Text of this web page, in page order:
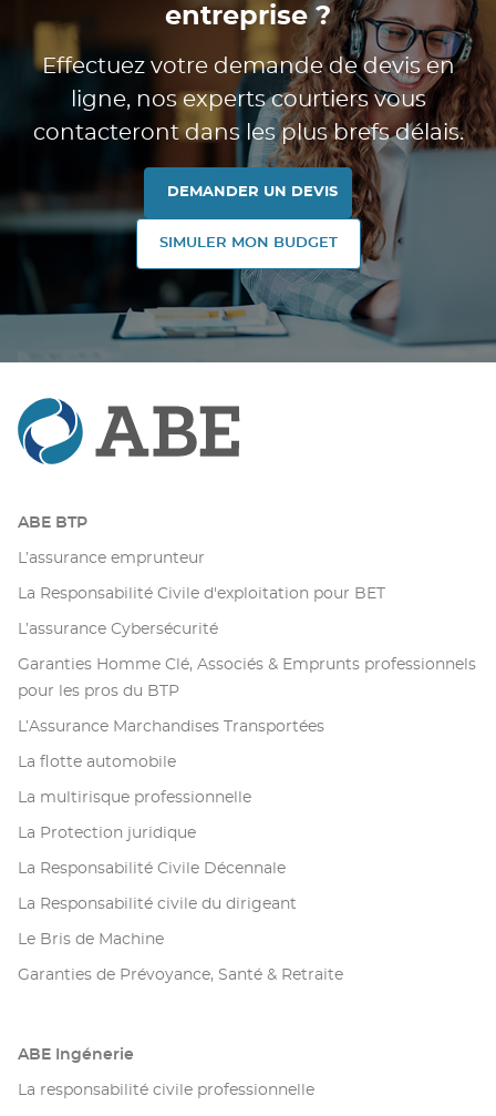
entreprise ?
Effectuez votre demande de devis en
ligne, nos experts courtiers vous
contacteront dans les plus brefs délais.
DEMANDER UN DEVIS
SIMULER MON BUDGET
ABE BTP
L’assurance emprunteur
La Responsabilité Civile d'exploitation pour BET
L’assurance Cybersécurité
Garanties Homme Clé, Associés & Emprunts professionnels
pour les pros du BTP
L’Assurance Marchandises Transportées
La flotte automobile
La multirisque professionnelle
La Protection juridique
La Responsabilité Civile Décennale
La Responsabilité civile du dirigeant
Le Bris de Machine
Garanties de Prévoyance, Santé & Retraite
ABE Ingénerie
La responsabilité civile professionnelle